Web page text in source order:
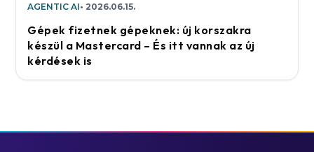
AGENTIC AI 2026.06.15.
Gépek fizetnek gépeknek: új korszakra
készül a Mastercard – És itt vannak az új
kérdések is